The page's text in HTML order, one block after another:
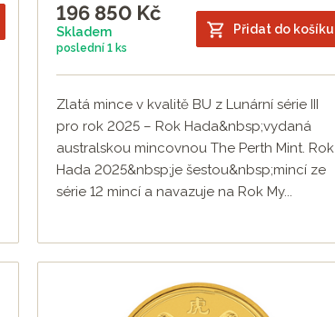
196 850 Kč
Skladem
poslední 1 ks
Přidat do košíku
Zlatá mince v kvalitě BU z Lunární série III
pro rok 2025 – Rok Hada&nbsp;vydaná
australskou mincovnou The Perth Mint. Rok
Hada 2025&nbsp;je šestou&nbsp;mincí ze
série 12 mincí a navazuje na Rok My...